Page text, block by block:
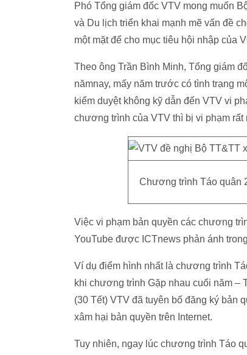
Phó Tổng giám đốc VTV mong muốn
và Du lịch triển khai mạnh mẽ vấn đề
một mặt để cho mục tiêu hội nhập của
Theo ông Trần Bình Minh, Tổng giám
nămnay, mấy năm trước có tình trạng
kiểm duyệt không kỹ dẫn đến VTV vi
chương trình của VTV thì bị vi phạm
Chương trình Táo quân
Việc vi phạm bản quyền các chương
YouTube được ICTnews phản ánh
Ví dụ điểm hình nhất là chương trình
khi chương trình Gặp nhau cuối năm –
(30 Tết) VTV đã tuyên bố đăng ký bản
xâm hại bản quyền trên Internet.
Tuy nhiên, ngay lúc chương trình Táo